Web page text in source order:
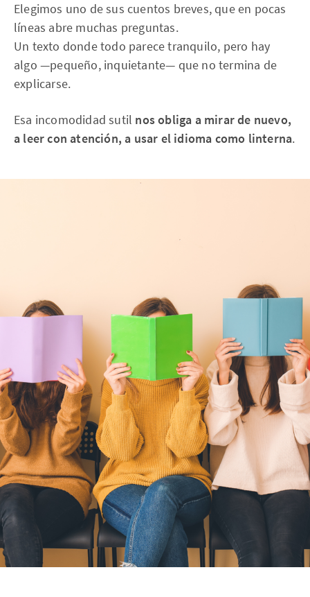
Elegimos uno de sus cuentos breves, que en pocas
líneas abre muchas preguntas.
Un texto donde todo parece tranquilo, pero hay
algo —pequeño, inquietante— que no termina de
explicarse.
Esa incomodidad sutil nos obliga a mirar de nuevo,
a leer con atención, a usar el idioma como linterna.